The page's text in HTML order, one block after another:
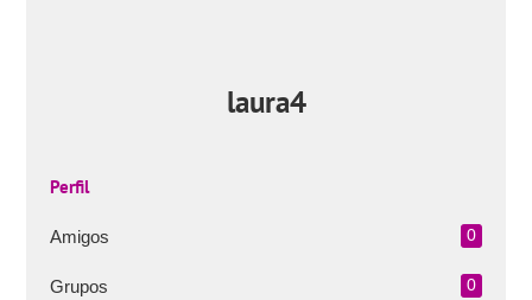
laura4
Perfil
Amigos 0
Grupos 0